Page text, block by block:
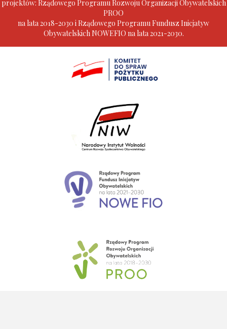
projektów: Rządowego Programu Rozwoju Organizacji Obywatelskich
PROO
na lata 2018-2030 i Rządowego Programu Fundusz Inicjatyw
Obywatelskich NOWEFIO na lata 2021-2030.